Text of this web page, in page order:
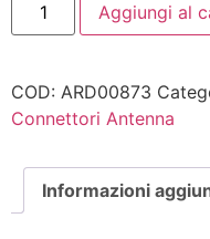
Aggiungi al
COD: ARD00873
Connettori Antenna
Informazioni